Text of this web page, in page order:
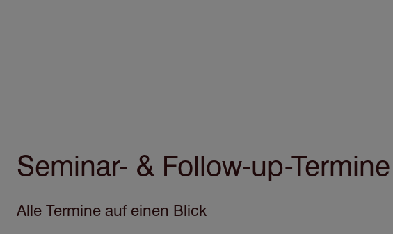
Seminar- & Follow-up-Termine
Alle Termine auf einen Blick